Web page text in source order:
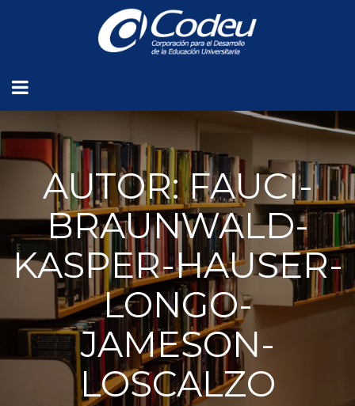
AUTOR: FAUCI-
BRAUNWALD-
KASPER-HAUSER-
LONGO-
JAMESON-
LOSCALZO